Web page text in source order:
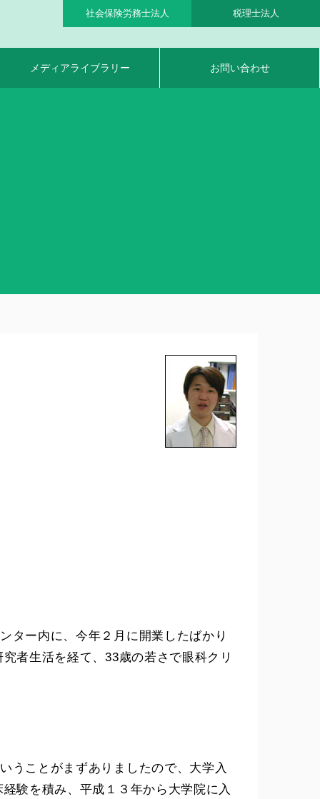
社会保険労務士法人 税理士法人
メディアライブラリー お問い合わせ
ター内に、今年２月に開業したばかり
者生活を経て、33歳の若さで眼科クリ
うことがまずありましたので、大学入
験を積み、平成１３年から大学院に入